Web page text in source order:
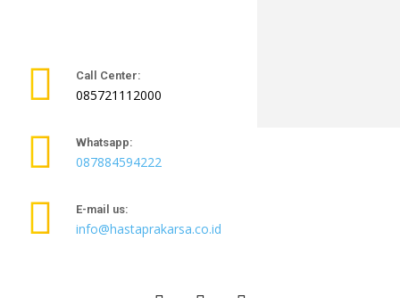
Call Center:
085721112000
Whatsapp:
087884594222
E-mail us:
info@hastaprakarsa.co.id